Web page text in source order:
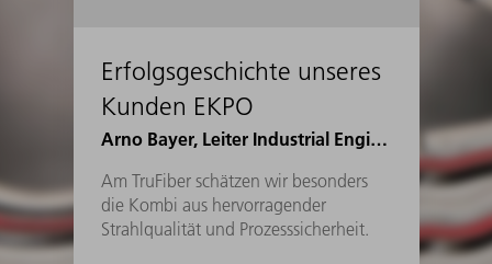
Erfolgsgeschichte unseres
Kunden EKPO
Arno Bayer, Leiter Industrial Engineering Joining bei EKPO
Am TruFiber schätzen wir besonders
die Kombi aus hervorragender
Strahlqualität und Prozesssicherheit.